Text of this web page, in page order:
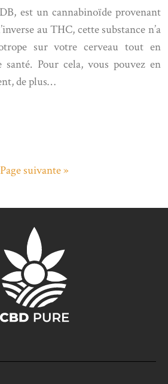
est un cannabinoïde provenant
au THC, cette substance n’a
sur votre cerveau tout en
santé. Pour cela, vous pouvez en
de plus…
Page suivante »